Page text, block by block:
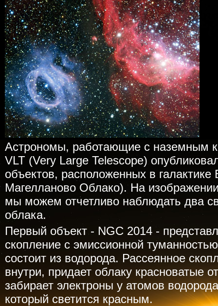
Астрономы, работающие с наземным
VLT (Very Large Telescope)
объектов, расположенных в
Магелланово Облако). На
мы можем отчетливо наблюдать два
облака.
Первый объект - NGC 2014 -
скопление с эмиссионной
состоит из водорода. Рассеянное
внутри, придает облаку красноватые
забирает электроны у атомов
который светится красным.